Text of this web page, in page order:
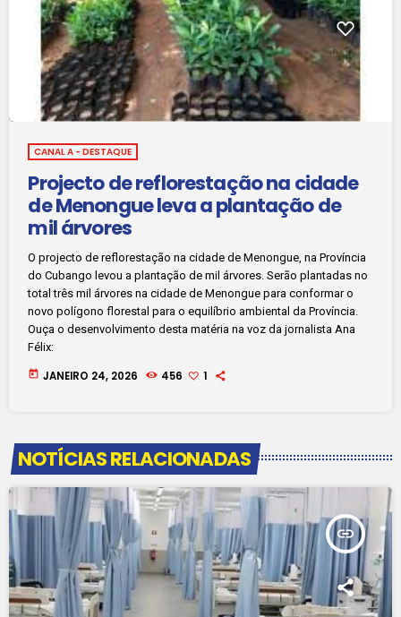
CANAL A - DESTAQUE
Projecto de reflorestação na cidade
de Menongue leva a plantação de
mil árvores
O projecto de reflorestação na cidade de Menongue, na Província
do Cubango levou a plantação de mil árvores. Serão plantadas no
total três mil árvores na cidade de Menongue para conformar o
novo polígono florestal para o equilíbrio ambiental da Província.
Ouça o desenvolvimento desta matéria na voz da jornalista Ana
Félix:
today JANEIRO 24, 2026 456 1
NOTÍCIAS RELACIONADAS
insert_link